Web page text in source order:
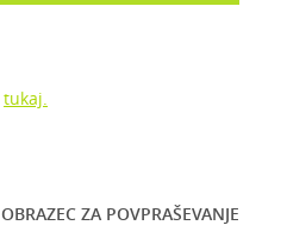
tukaj.
OBRAZEC ZA POVPRAŠEVANJE